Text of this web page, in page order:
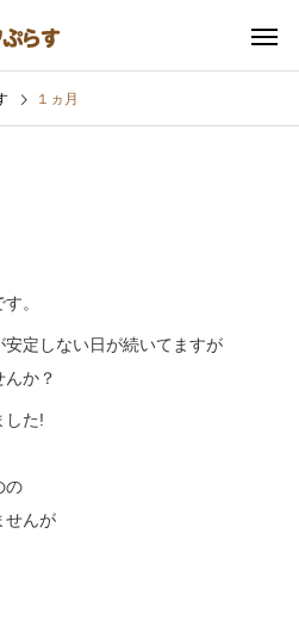
１ヵ月
。
安定しない日が続いてますが
か？
した!
の
せんが